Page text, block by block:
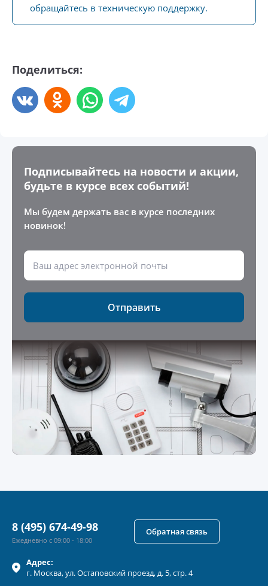
обращайтесь в техническую поддержку.
Поделиться:
Подписывайтесь на новости и акции,
будьте в курсе всех событий!
Мы будем держать вас в курсе последних
новинок!
Отправить
Адрес:
г. Москва, ул.Остаповский проезд, д. 5, стр. 4
8 (495) 674-49-98
Ежедневно с 09:00 - 18:00
Обратная связь